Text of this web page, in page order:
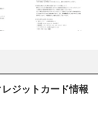
ジットカード情報